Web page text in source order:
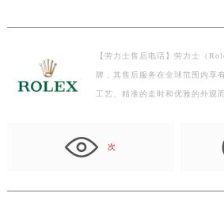
【劳力士售后电话】劳力士（
牌，其售后服务在全球范围内享
工艺、精准的走时和优雅的外观
次